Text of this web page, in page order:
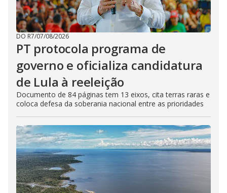
DO R7/07/08/2026
PT protocola programa de
governo e oficializa candidatura
de Lula à reeleição
Documento de 84 páginas tem 13 eixos, cita terras raras e
coloca defesa da soberania nacional entre as prioridades